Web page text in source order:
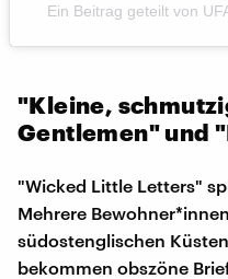
Ein Beitrag geteilt von
"Kleine,
Gentlemen" und
"Wicked Little Letters"
Mehrere
südostenglischen
bekommen obszöne